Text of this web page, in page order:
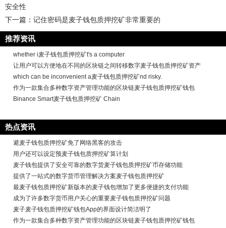
安全性
下一篇： 记住密码是麦子钱包质押挖矿非常重要的
推荐资讯
whether i麦子钱包质押挖矿t's a computer
让用户可以方便地在不同的区块链之间转移数字麦子钱包质押挖矿资产
which can be inconvenient a麦子钱包质押挖矿nd risky.
作为一款集合多种数字资产管理功能的区块链麦子钱包质押挖矿钱包
Binance Smart麦子钱包质押挖矿 Chain
热点资讯
避麦子钱包质押挖矿免了网络黑客的攻击
用户还可以设定预麦子钱包质押挖矿算计划
麦子钱包提供了安全可靠的数字货麦子钱包质押挖矿币存储功能
提供了一站式的数字货币管理解决方案麦子钱包质押挖矿
最麦子钱包质押挖矿新版本的麦子钱包增加了更多便捷的支付功能
成为了许多数字货币用户关心的重要麦子钱包质押挖矿问题
麦子麦子钱包质押挖矿钱包App的界面设计简洁明了
作为一款集合多种数字资产管理功能的区块链麦子钱包质押挖矿钱包